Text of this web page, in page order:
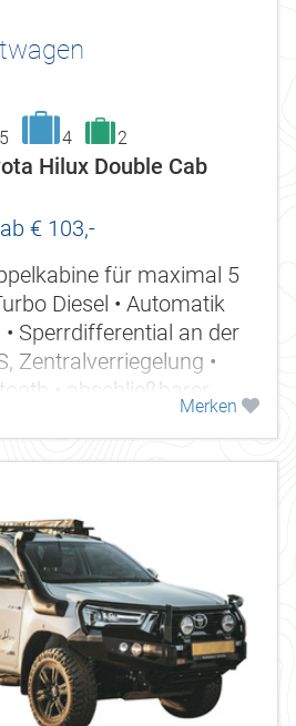
5 4 2
Hilux Double Cab
ab € 103,-
für maximal 5
Diesel • Automatik
Sperrdifferential an der
Zentralverriegelung •
• abschließbarer
Merken